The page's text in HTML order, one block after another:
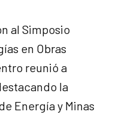
al Simposio
en Obras
reunió a
la
Energía y Minas